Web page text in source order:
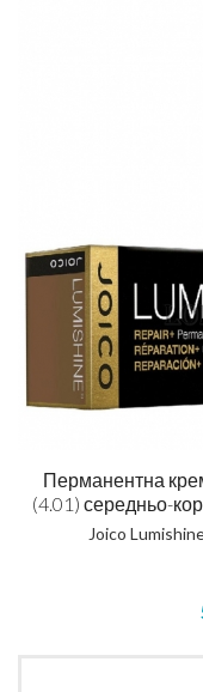
Перманентна
(4.01) середньо-
Joico